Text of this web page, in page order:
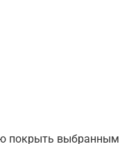
покрыть выбранным